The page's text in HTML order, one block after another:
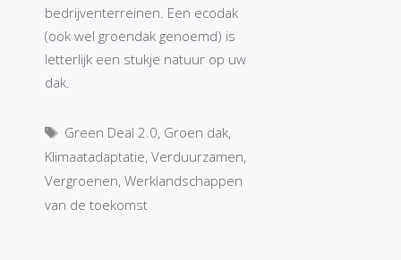
bedrijventerreinen. Een ecodak
(ook wel groendak genoemd) is
letterlijk een stukje natuur op uw
dak.
Tags
Green Deal 2.0, Groen dak,
Klimaatadaptatie, Verduurzamen,
Vergroenen, Werklandschappen
van de toekomst